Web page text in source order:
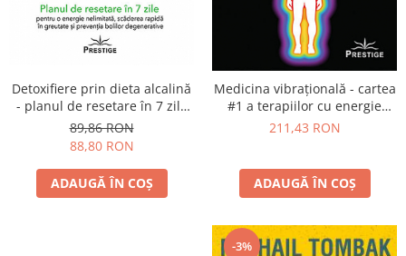
Detoxifiere prin dieta alcalină
- planul de resetare în 7 zile
pentru o energie nelimitată,
scăderea rapidă în greutate şi
89,86 RON
88,80 RON
ADAUGĂ ÎN COȘ
Medicina vibraţională - cartea
#1 a terapiilor cu energie
subtilă - ediţia a treia
211,43 RON
ADAUGĂ ÎN COȘ
-3%